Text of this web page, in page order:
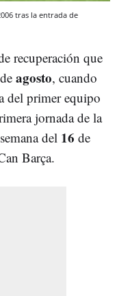
tras la entrada de
recuperación que
agosto, cuando
del primer equipo
jornada de la
del 16 de
Barça.